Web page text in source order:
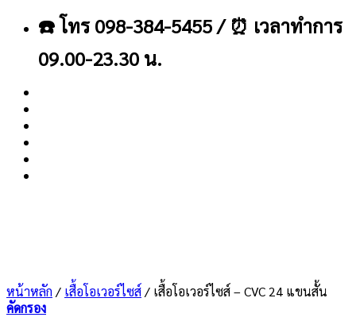
เนื้อหา
☎️ โทร 098-384-5455 / ⏰ เวลาทำการ
09.00-23.30 น.
หน้าหลัก / เสื้อโอเวอร์ไซส์/ เสื้อโอเวอร์ไซส์ – CVC 24 แขนสั้น
คัดกรอง